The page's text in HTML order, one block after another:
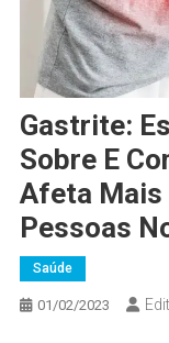
Gastrite:
Sobre E
Afeta Mais
Pessoas
Saúde
01/02/2023